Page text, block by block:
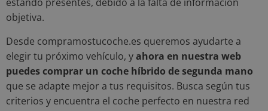
objetiva.
Desde compramostucoche.es queremos ayudarte a
elegir tu próximo vehículo, yahora en nuestra web
puedes comprar un coche híbrido de segunda mano
que se adapte mejor a tus requisitos. Busca según tus
criterios y encuentra el coche perfecto en nuestra red